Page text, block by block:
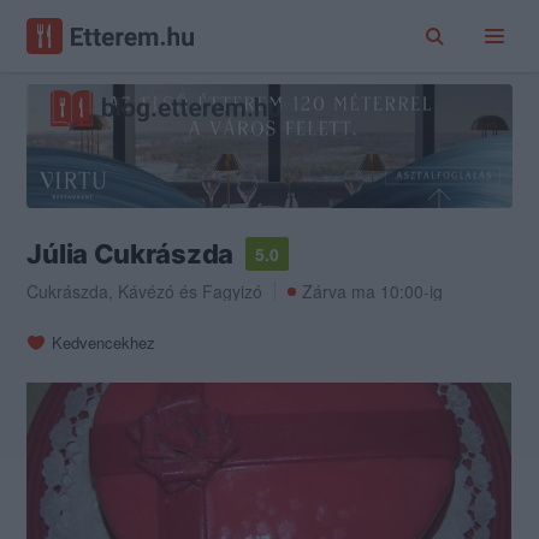
Júlia Cukrászda
5.0
Cukrászda, Kávézó és Fagyizó Zárva ma 10:00-ig
Kedvencekhez